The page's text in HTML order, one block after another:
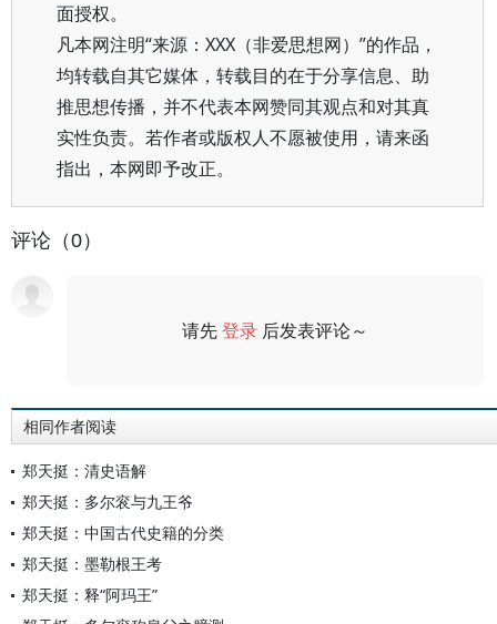
面授权。
凡本网注明“来源：XXX（非爱思想网）”的作品，
均转载自其它媒体，转载目的在于分享信息、助
推思想传播，并不代表本网赞同其观点和对其真
实性负责。若作者或版权人不愿被使用，请来函
指出，本网即予改正。
评论（0）
请先登录 后发表评论～
相同作者阅读
郑天挺：清史语解
郑天挺：多尔衮与九王爷
郑天挺：中国古代史籍的分类
郑天挺：墨勒根王考
郑天挺：释“阿玛王”